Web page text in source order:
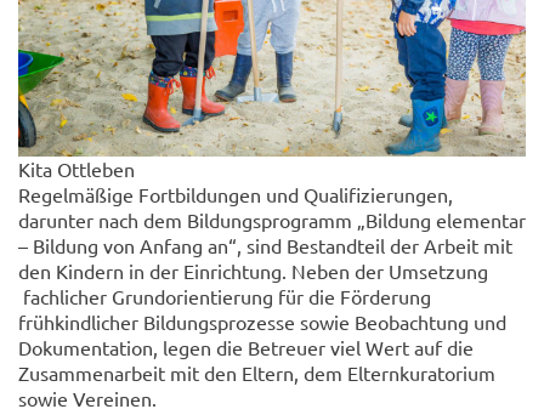
Kita Ottleben
Regelmäßige Fortbildungen und Qualifizierungen,
darunter nach dem Bildungsprogramm „Bildung elementar
– Bildung von Anfang an“, sind Bestandteil der Arbeit mit
den Kindern in der Einrichtung. Neben der Umsetzung
fachlicher Grundorientierung für die Förderung
frühkindlicher Bildungsprozesse sowie Beobachtung und
Dokumentation, legen die Betreuer viel Wert auf die
Zusammenarbeit mit den Eltern, dem Elternkuratorium
sowie Vereinen.